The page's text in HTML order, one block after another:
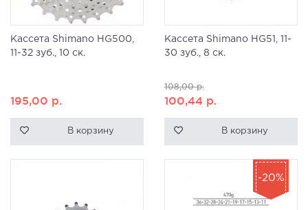
Кассета Shimano HG500,
11-32 зуб., 10 ск.
195,00 р.
В корзину
Кассета Shimano HG51, 11-
30 зуб., 8 ск.
108,00р.
100,44 р.
В корзину
-20%